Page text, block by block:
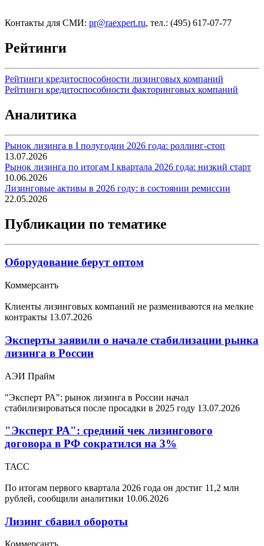
Контакты для СМИ: pr@raexpert.ru, тел.: (495) 617-07-77
Рейтинги
Рейтинги кредитоспособности лизинговых компаний
Рейтинги кредитоспособности факторинговых компаний
Аналитика
Рынок лизинга в I полугодии 2026 года: роллинг-стоп
13.07.2026
Рынок лизинга по итогам I квартала 2026 года: низкий старт
10.06.2026
Лизинговые активы в 2026 году: в состоянии ремиссии
22.05.2026
Публикации по тематике
Оборудование берут оптом
Коммерсантъ
Клиенты лизинговых компаний не размениваются на мелкие
контракты 13.07.2026
Эксперты заявили о начале стабилизации рынка
лизинга в России
АЭИ Прайм
"Эксперт РА": рынок лизинга в России начал
стабилизироваться после просадки в 2025 году 13.07.2026
"Эксперт РА": средний чек лизингового
договора в РФ сократился на 3%
ТАСС
По итогам первого квартала 2026 года он достиг 11,2 млн
рублей, сообщили аналитики 10.06.2026
Лизинг сбавил обороты